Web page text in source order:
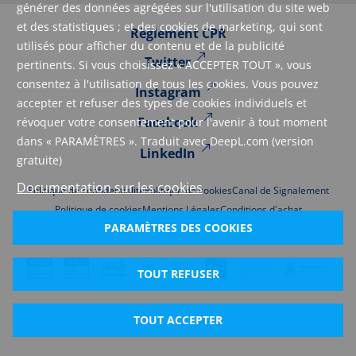
générer des données agrégées sur l'utilisation du site web
et des statistiques ; et des cookies de marketing, qui sont
utilisés pour afficher du contenu et de la publicité
pertinents. Si vous choisissez « ACCEPTER TOUT », vous
consentez à l'utilisation de tous les cookies. Vous pouvez
accepter et refuser des types de cookies individuels et
révoquer votre consentement pour l'avenir à tout moment
dans « PARAMÈTRES ». Traduit avec DeepL.com (version
gratuite)
Documentation sur les cookies
PARAMÈTRES DES COOKIES
TOUT REFUSER
TOUT ACCEPTER
Règlement CPR
Twitter
Instagram
Facebook
LinkedIn
Politique de confidentialitéPolitique de cookiesCanal de Signalement
Politique de cookiesMentions LégalesConditions d'achat